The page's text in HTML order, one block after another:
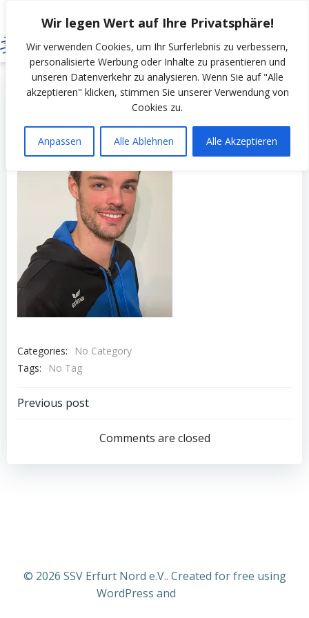
Wir legen Wert auf Ihre Privatsphäre!
Wir verwenden Cookies, um Ihr Surferlebnis zu verbessern,
personalisierte Werbung oder Inhalte zu präsentieren und
unseren Datenverkehr zu analysieren. Wenn Sie auf "Alle
akzeptieren" klicken, stimmen Sie unserer Verwendung von
Cookies zu.
Anpassen Alle Ablehnen Alle Akzeptieren
Inhalt
springen
bySSV Erfurt Nord on November 13, 2022
Categories:
No Category
Tags:
No Tag
Post
navigation
Previous post
Comments are closed
© 2026 SSV Erfurt Nord e.V.. Created for free using
WordPress and